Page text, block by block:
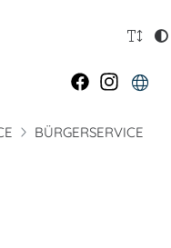
BÜRGERSERVICE